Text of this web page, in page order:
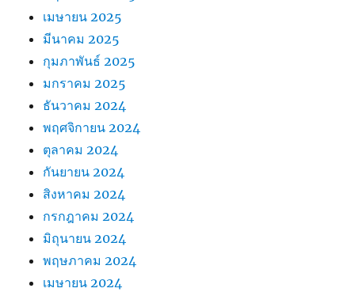
เมษายน 2025
มีนาคม 2025
กุมภาพันธ์ 2025
มกราคม 2025
ธันวาคม 2024
พฤศจิกายน 2024
ตุลาคม 2024
กันยายน 2024
สิงหาคม 2024
กรกฎาคม 2024
มิถุนายน 2024
พฤษภาคม 2024
เมษายน 2024